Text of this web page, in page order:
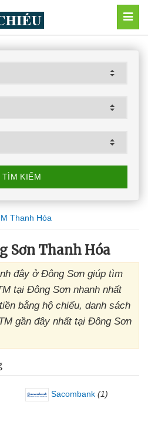
TÌM KIẾM
Thanh Hóa
Sơn Thanh Hóa
đây ở Đông Sơn giúp tìm
tại Đông Sơn nhanh nhất
bằng hộ chiếu, danh sách
gần đây nhất tại Đông Sơn
Sacombank (1)